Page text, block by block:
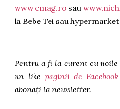
www.emag.ro sau
la Bebe Tei sau
Pentru a fi la curent cu
un likepaginii de Facebook
abonați la newsletter.